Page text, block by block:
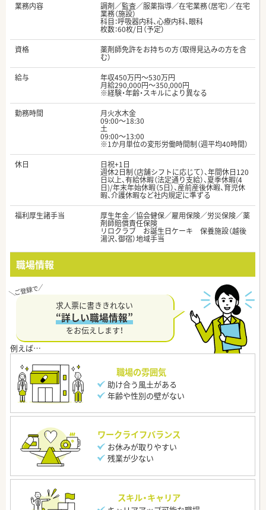
業務内容
調剤／監査／服薬指導／在宅業務（居宅）／在宅
業務（施設）
科目：呼吸器内科、心療内科、眼科
枚数：60枚/日（予定）
資格
薬剤師免許をお持ちの方（取得見込みの方を含
む）
給与
年収450万円～530万円
月給290,000円～350,000円
※経験・年齢・スキルにより異なる
勤務時間
月火水木金
09:00～18:30
土
09:00～13:00
※1か月単位の変形労働時間制（週平均40時間）
休日
日祝+1日
週休2日制（店舗シフトに応じて）、年間休日120
日以上、有給休暇（法定通り支給）、夏季休暇(4
日)/年末年始休暇（5日）、産前産後休暇、育児休
暇、介護休暇など社内規定に準ずる
福利厚生諸手当
厚生年金／協会健保／雇用保険／労災保険／薬
剤師賠償責任保険
リロクラブ お誕生日ケーキ 保養施設（越後
湯沢、御宿）地域手当
職場情報
求人票に書ききれない
“詳しい職場情報”
をお伝えします！
職場の雰囲気
助け合う風土がある
年齢や性別の壁がない
ワークライフバランス
お休みが取りやすい
残業が少ない
スキル・キャリア